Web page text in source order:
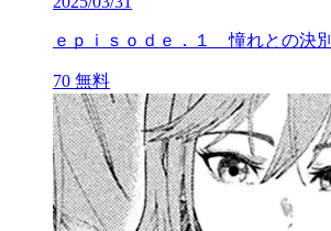
ｅｐｉｓｏｄｅ．１ 憧れとの決別
70 無料